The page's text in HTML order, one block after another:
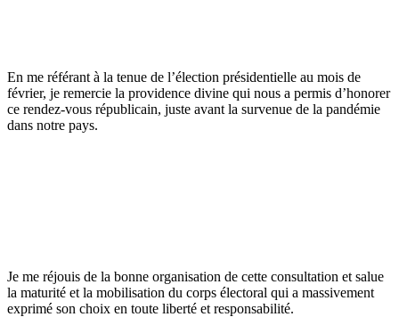
En me référant à la tenue de l’élection présidentielle au mois de
février, je remercie la providence divine qui nous a permis d’honorer
ce rendez-vous républicain, juste avant la survenue de la pandémie
dans notre pays.
Je me réjouis de la bonne organisation de cette consultation et salue
la maturité et la mobilisation du corps électoral qui a massivement
exprimé son choix en toute liberté et responsabilité.